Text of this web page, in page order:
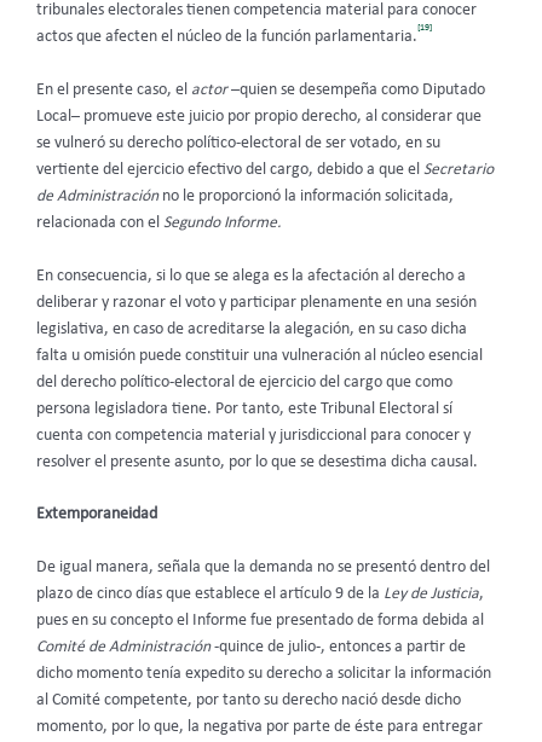
tribunales electorales tienen competencia material para conocer
actos que afecten el núcleo de la función parlamentaria.
[19]
En el presente caso, el actor–quien se desempeña como Diputado
Local– promueve este juicio por propio derecho, al considerar que
se vulneró su derecho político-electoral de ser votado, en su
vertiente del ejercicio efectivo del cargo, debido a que el Secretario
de Administración no le proporcionó la información solicitada,
relacionada con el Segundo Informe.
En consecuencia, si lo que se alega es la afectación al derecho a
deliberar y razonar el voto y participar plenamente en una sesión
legislativa, en caso de acreditarse la alegación, en su caso dicha
falta u omisión puede constituir una vulneración al núcleo esencial
del derecho político-electoral de ejercicio del cargo que como
persona legisladora tiene. Por tanto, este Tribunal Electoral sí
cuenta con competencia material y jurisdiccional para conocer y
resolver el presente asunto, por lo que se desestima dicha causal.
Extemporaneidad
De igual manera, señala que la demanda no se presentó dentro del
plazo de cinco días que establece el artículo 9 de la Ley de Justicia,
pues en su concepto el Informe fue presentado de forma debida al
Comité de Administración-quince de julio-, entonces a partir de
dicho momento tenía expedito su derecho a solicitar la información
al Comité competente, por tanto su derecho nació desde dicho
momento, por lo que, la negativa por parte de éste para entregar